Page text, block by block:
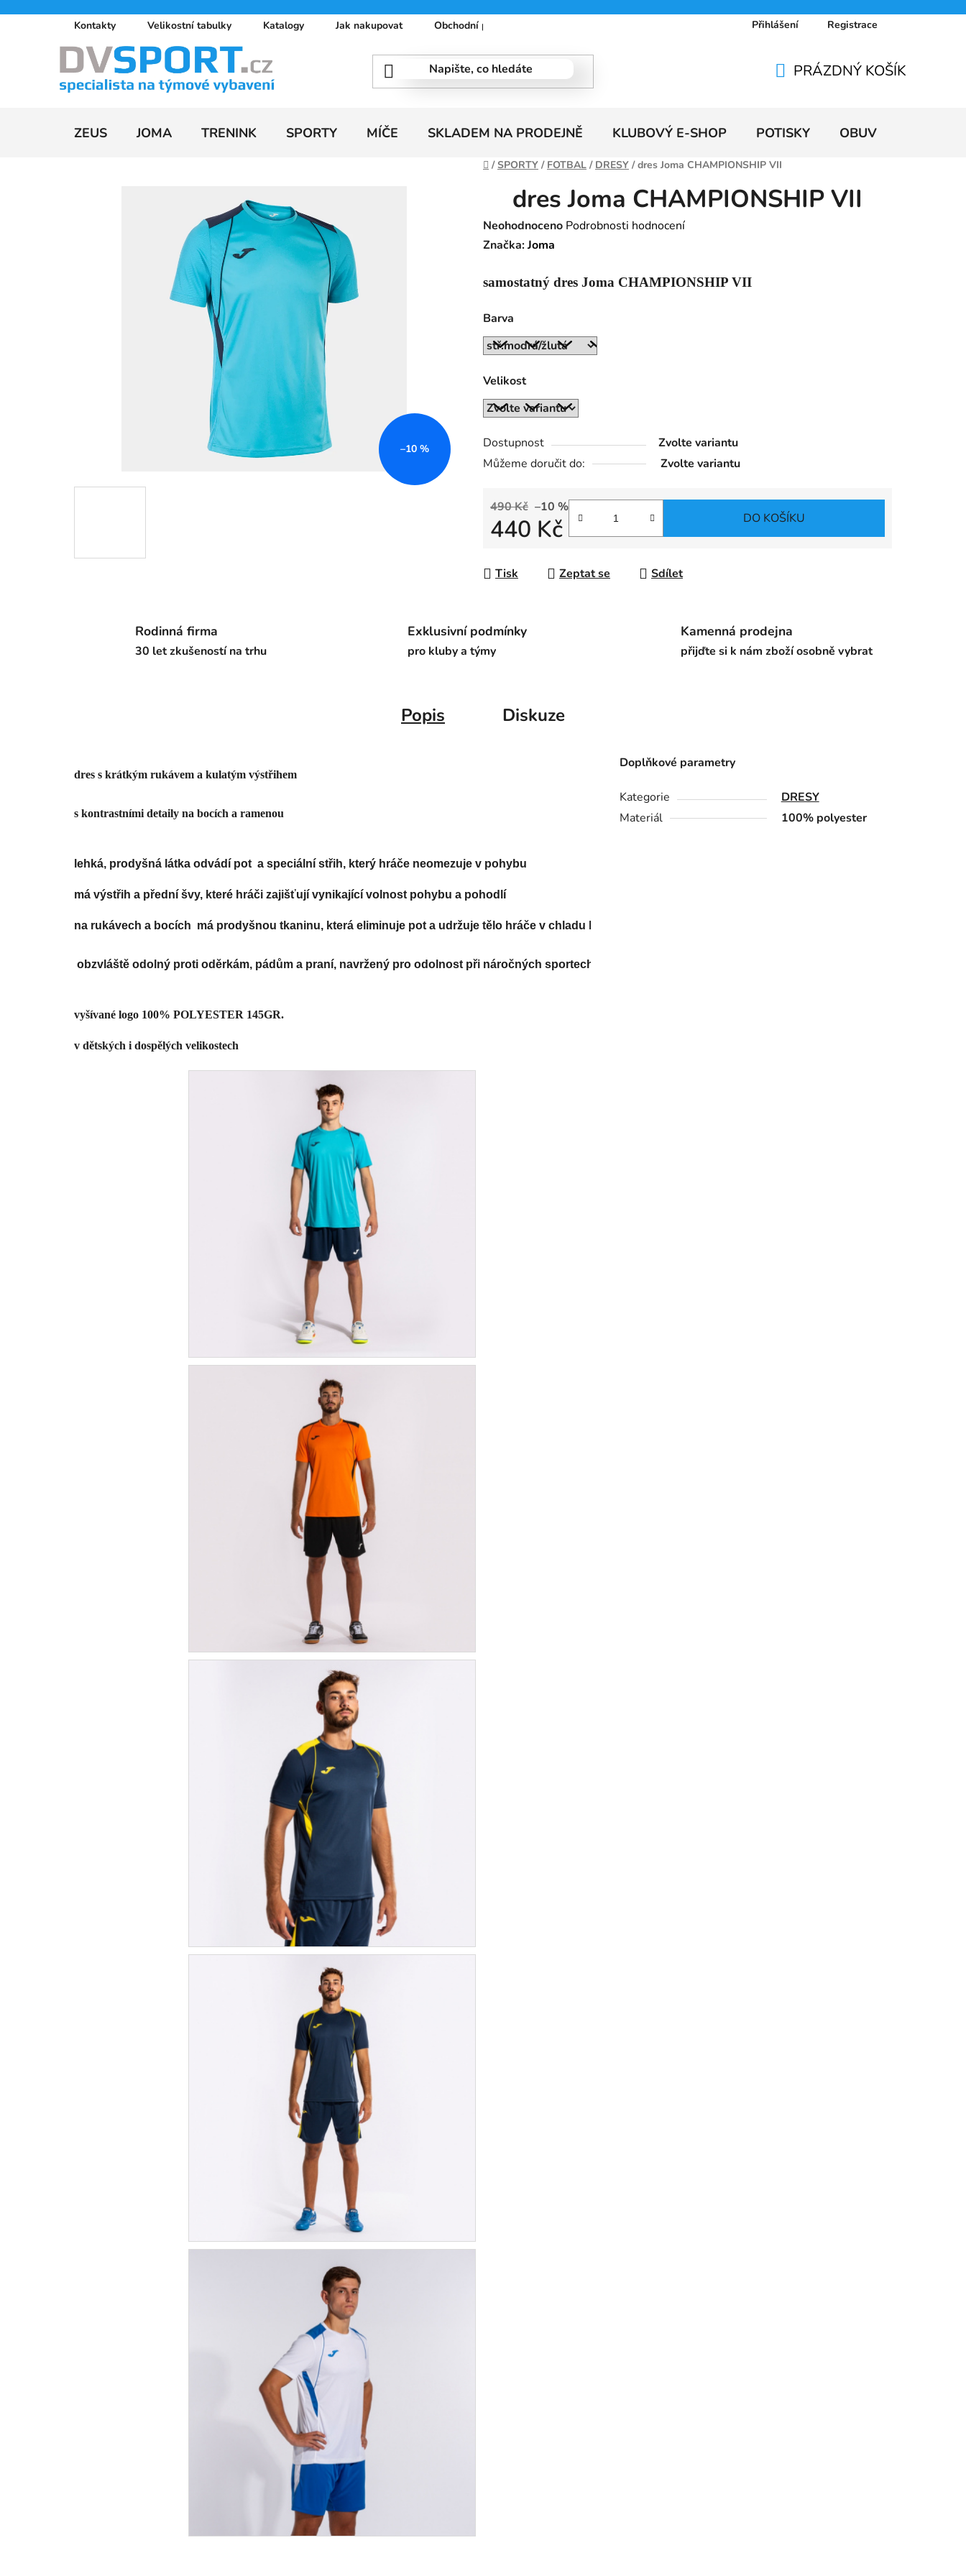
Kontakty Velikostní tabulky Katalogy Jak nakupovat Obchodní podmínky Doprava a platby Ceníky
Přihlášení Registrace
KOŠÍK
PRÁZDNÝ KOŠÍK
ZEUS JOMA TRENINK SPORTY MÍČE SKLADEM NA PRODEJNĚ KLUBOVÝ E-SHOP POTISKY OBUV
Domů
/ SPORTY / FOTBAL / DRESY / dres Joma CHAMPIONSHIP VII
dres Joma CHAMPIONSHIP VII
Průměrné
hodnocení
je
z
5
Neohodnoceno Podrobnosti hodnocení
Značka:Joma
samostatný dres Joma CHAMPIONSHIP VII
Barva
Velikost
Dostupnost
Zvolte variantu
Můžeme doručit do:
Zvolte variantu
490 Kč –10 %
440 Kč DO KOŠÍKU
Tisk Zeptat se Sdílet
–10 %
Rodinná firma
30 let zkušeností na trhu
Exklusivní podmínky
pro kluby a týmy
Kamenná prodejna
přijďte si k nám zboží osobně vybrat
Popis Diskuze
dres s krátkým rukávem a kulatým výstřihem
s kontrastními detaily na bocích a ramenou
lehká, prodyšná látka odvádí pot  a speciální střih, který hráče neomezuje v pohybu
má výstřih a přední švy, které hráči zajišťují vynikající volnost pohybu a pohodlí
na rukávech a bocích  má prodyšnou tkaninu, která eliminuje pot a udržuje tělo hráče v chladu během nejintenzivnějších tréninků
obzvláště odolný proti oděrkám, pádům a praní, navržený pro odolnost při náročných sportech
vyšívané logo 100% POLYESTER 145GR.
v dětských i dospělých velikostech
Doplňkové parametry
Kategorie
DRESY
Materiál
100% polyester